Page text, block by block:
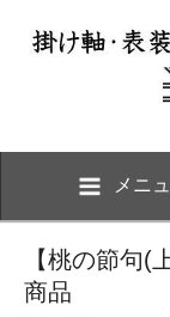
メニ
【桃の節句(
商品